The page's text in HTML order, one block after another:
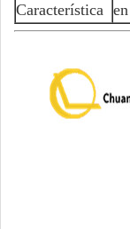
Característica